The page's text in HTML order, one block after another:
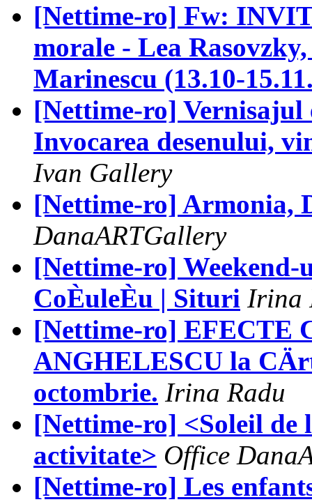
[Nettime-ro] Fw:
morale - Lea
Marinescu (13.10-
[Nettime-ro] Vernisajul
Invocarea desenului,
Ivan Gallery
[Nettime-ro] Armonia,
DanaARTGallery
[Nettime-ro]
CoÈuleÈu | Situri Irina
[Nettime-ro] EFECTE
ANGHELESCU la
octombrie. Irina Radu
[Nettime-ro] <Soleil de
activitate> Office
[Nettime-ro] Les